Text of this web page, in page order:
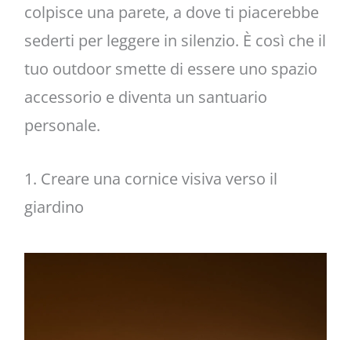
colpisce una parete, a dove ti piacerebbe
sederti per leggere in silenzio. È così che il
tuo outdoor smette di essere uno spazio
accessorio e diventa un santuario
personale.
1. Creare una cornice visiva verso il
giardino